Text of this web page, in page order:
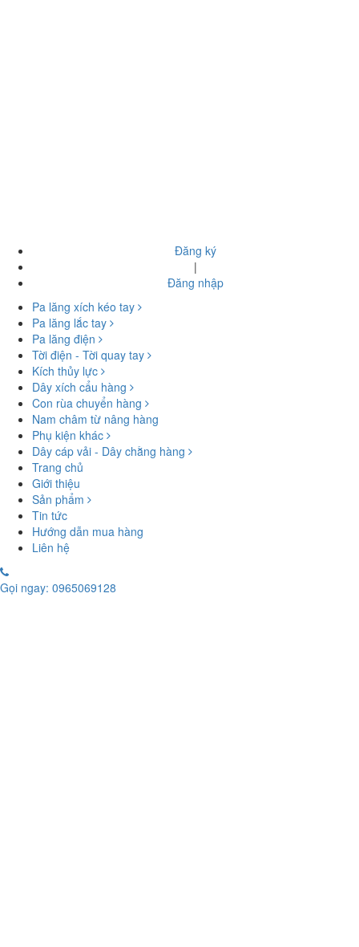
Đăng ký
|
Đăng nhập
Pa lăng xích kéo tay
Pa lăng lắc tay
Pa lăng điện
Tời điện - Tời quay tay
Kích thủy lực
Dây xích cẩu hàng
Con rùa chuyển hàng
Nam châm từ nâng hàng
Phụ kiện khác
Dây cáp vải - Dây chằng hàng
Trang chủ
Giới thiệu
Sản phẩm
Tin tức
Hướng dẫn mua hàng
Liên hệ
Gọi ngay: 0965069128